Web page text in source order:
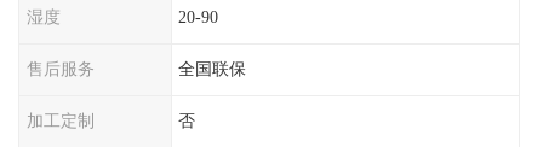
湿度 20-90
售后服务 全国联保
加工定制 否